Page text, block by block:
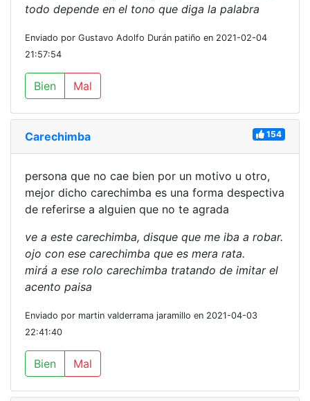
todo depende en el tono que diga la palabra
Enviado por Gustavo Adolfo Durán patiño en 2021-02-04
21:57:54
Bien Mal
Carechimba 154
persona que no cae bien por un motivo u otro,
mejor dicho carechimba es una forma despectiva
de referirse a alguien que no te agrada
ve a este carechimba, disque que me iba a robar.
ojo con ese carechimba que es mera rata.
mirá a ese rolo carechimba tratando de imitar el
acento paisa
Enviado por martin valderrama jaramillo en 2021-04-03
22:41:40
Bien Mal